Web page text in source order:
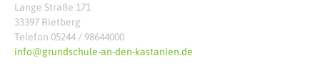
Lange Straße 171
33397 Rietberg
Telefon 05244 / 98644000
info@grundschule-an-den-kastanien.de